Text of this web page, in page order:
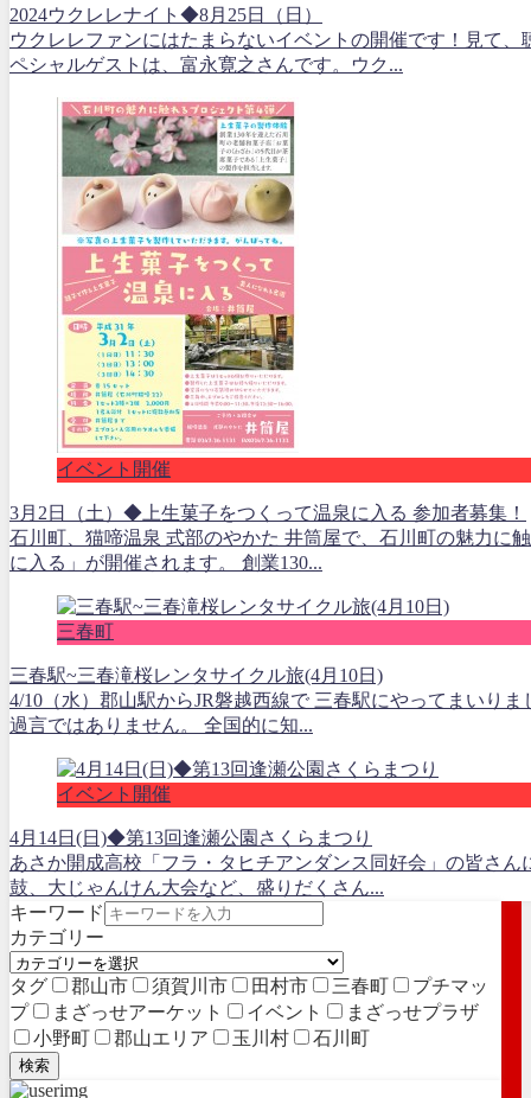
2024ウクレレナイト◆8月25日（日）
ウクレレファンにはたまらないイベントの開催です！見て
ペシャルゲストは、富永寛之さんです。ウク...
イベント開催
3月2日（土）◆上生菓子をつくって温泉に入る 参加者募集！
石川町、猫啼温泉 式部のやかた 井筒屋で、石川町の魅力に
に入る」が開催されます。 創業130...
三春町
三春駅~三春滝桜レンタサイクル旅(4月10日)
4/10（水）郡山駅からJR磐越西線で 三春駅にやってまいり
過言ではありません。 全国的に知...
イベント開催
4月14日(日)◆第13回逢瀬公園さくらまつり
あさか開成高校「フラ・タヒチアンダンス同好会」の皆さ
鼓、大じゃんけん大会など、盛りだくさん...
キーワード
カテゴリー
タグ 郡山市 須賀川市 田村市 三春町
プチマッ
プ
まざっせアーケット イベント
まざっせプラザ
小野町
郡山エリア 玉川村 石川町
検索